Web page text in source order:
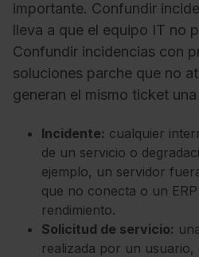
importante. Confundir
lleva a que el equipo IT no
Confundir incidencias con
soluciones parche que no
generan el mismo ticket
Incidente: cualquier
de un servicio o
ejemplo, un servidor
que no conecta o un
rendimiento.
Solicitud de servicio:
realizada por un